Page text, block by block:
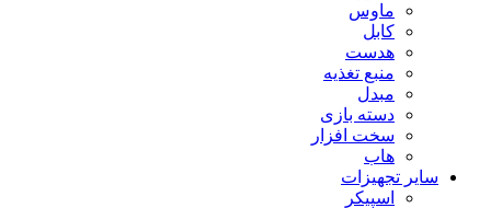
ماوس
کابل
هدست
منبع تغذیه
مبدل
دسته بازی
سخت افزار
هاب
سایر تجهیزات
اسپیکر